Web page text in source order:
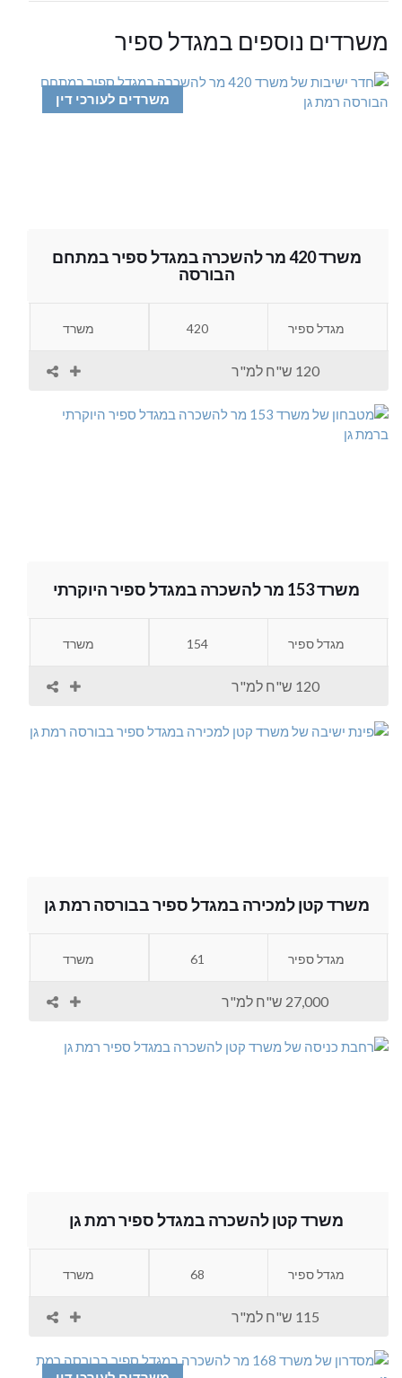
משרדים נוספים במגדל ספיר
משרדים לעורכי דין
משרד 420 מר להשכרה במגדל ספיר במתחם
הבורסה
מגדל ספיר 420 משרד
120 ש"ח למ"ר
משרד 153 מר להשכרה במגדל ספיר היוקרתי
מגדל ספיר 154 משרד
120 ש"ח למ"ר
משרד קטן למכירה במגדל ספיר בבורסה רמת גן
מגדל ספיר 61 משרד
27,000 ש"ח למ"ר
משרד קטן להשכרה במגדל ספיר רמת גן
מגדל ספיר 68 משרד
115 ש"ח למ"ר